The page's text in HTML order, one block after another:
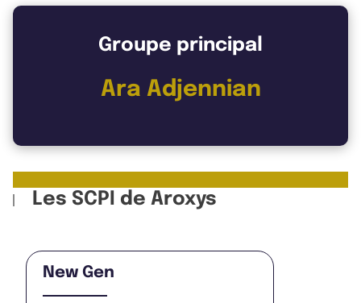
Groupe principal
Ara Adjennian
Les SCPI de Aroxys
New Gen